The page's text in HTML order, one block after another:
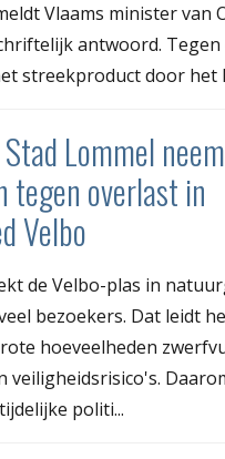
Vlaams minister van
antwoord. Tegen
streekproduct door het
Stad Lommel
tegen overlast in
Velbo
de Velbo-plas in
bezoekers. Dat leidt
hoeveelheden
veiligheidsrisico's.
politi...